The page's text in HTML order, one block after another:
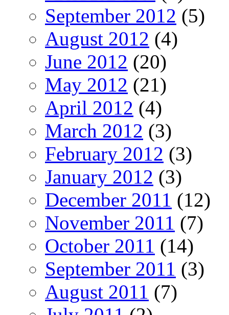
September 2012 (5)
August 2012 (4)
June 2012 (20)
May 2012 (21)
April 2012 (4)
March 2012 (3)
February 2012 (3)
January 2012 (3)
December 2011 (12)
November 2011 (7)
October 2011 (14)
September 2011 (3)
August 2011 (7)